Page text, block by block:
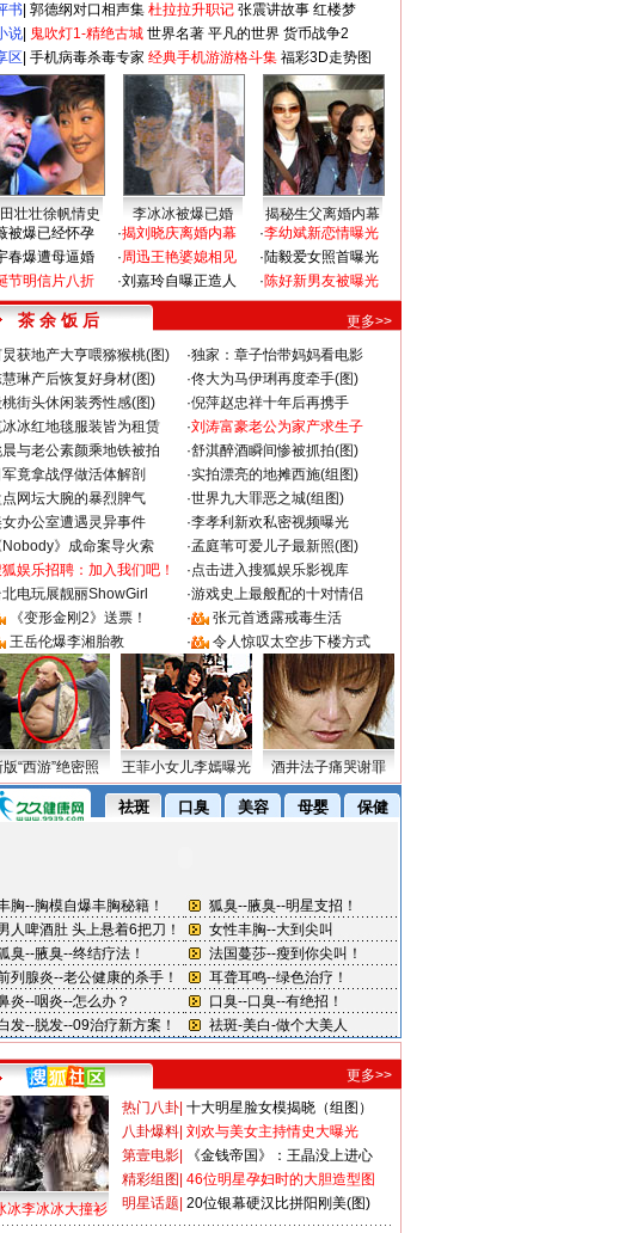
书 郭德纲对口相声集 杜拉拉升职记 张震讲故事 红楼梦
说 鬼吹灯1-精绝古城 世界名著 平凡的世界 货币战争2
区 手机病毒杀毒专家 经典手机游游格斗集 福彩3D走势图
壮壮徐帆情史 李冰冰被爆已婚
揭秘生父离婚内幕
被爆已经怀孕
春爆遭母逼婚
节明信片八折
·揭刘晓庆离婚内幕
·周迅王艳婆媳相见
·刘嘉玲自曝正造人
·李幼斌新恋情曝光
·陆毅爱女照首曝光
·陈好新男友被曝光
茶 余 饭 后
更多>>
获地产大亨喂猕猴桃(图) ·独家：章子怡带妈妈看电影
慧琳产后恢复好身材(图) ·佟大为马伊琍再度牵手(图)
桃街头休闲装秀性感(图) ·倪萍赵忠祥十年后再携手
冰红地毯服装皆为租赁 ·刘涛富豪老公为家产求生子
与老公素颜乘地铁被拍 ·舒淇醉酒瞬间惨被抓拍(图)
军竟拿战俘做活体解剖 ·实拍漂亮的地摊西施(组图)
网坛大腕的暴烈脾气 ·世界九大罪恶之城(组图)
办公室遭遇灵异事件 ·李孝利新欢私密视频曝光
Nobody》成命案导火索 ·孟庭苇可爱儿子最新照(图)
娱乐招聘：加入我们吧！ ·点击进入搜狐娱乐影视库
北电玩展靓丽ShowGirl ·游戏史上最般配的十对情侣
《变形金刚2》送票！ ·
张元首透露戒毒生活
王岳伦爆李湘胎教 · 令人惊叹太空步下楼方式
版“西游”绝密照 王菲小女儿李嫣曝光 酒井法子痛哭谢罪
更多>>
冰李冰冰大撞衫
热门八卦 十大明星脸女模揭晓（组图）
八卦爆料 刘欢与美女主持情史大曝光
第壹电影
《金钱帝国》：王晶没上进心
精彩组图 46位明星孕妇时的大胆造型图
明星话题 20位银幕硬汉比拼阳刚美(图)